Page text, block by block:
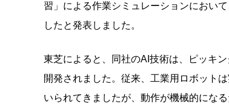
習」による作業シミュレーションにおい
したと発表しました。
東芝によると、同社のAI技術は、ピッキ
開発されました。従来、工業用ロボット
いられてきましたが、動作が機械的にな